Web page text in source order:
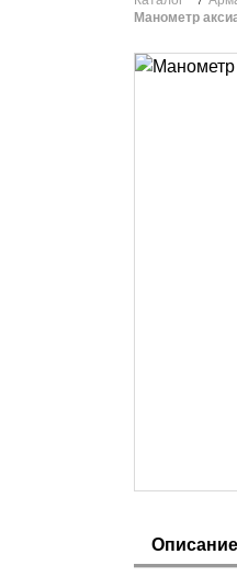
Манометр
Описание